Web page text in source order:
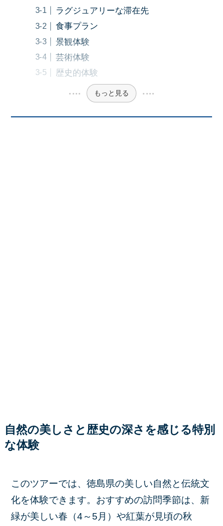
ラグジュアリーな滞在先
食事プラン
景観体験
芸術体験
歴史的体験
もっと見る
自然の美しさと歴史の深さを感じる特別
な体験
このツアーでは、徳島県の美しい自然と伝統文
化を体験できます。​おすすめの訪問季節は、新
緑が美しい春（4～5月）や紅葉が見頃の秋